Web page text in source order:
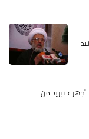
أجهزة تبريد من